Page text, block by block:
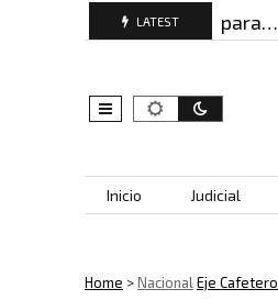
LATEST
falsos para…
Skip to content
Inicio Judicial
Home >NacionalEje Cafetero